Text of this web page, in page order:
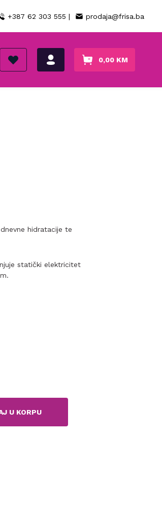
+387 62 303 555 | prodaja@frisa.ba
0,00 KM
hidratacije te
statički elektricitet
U KORPU